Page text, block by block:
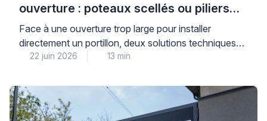
ouverture : poteaux scellés ou piliers
maçonnés ?
Face à une ouverture trop large pour installer
directement un portillon, deux solutions techniques
s’offrent à vous : le scellement de poteaux ou la
décision conditionne directement la stabilité, la
durabilité et la sécurité de votre installation sur le long
terme. Pour faire le bon choix, il convient […]
22 juin 2026 13 min